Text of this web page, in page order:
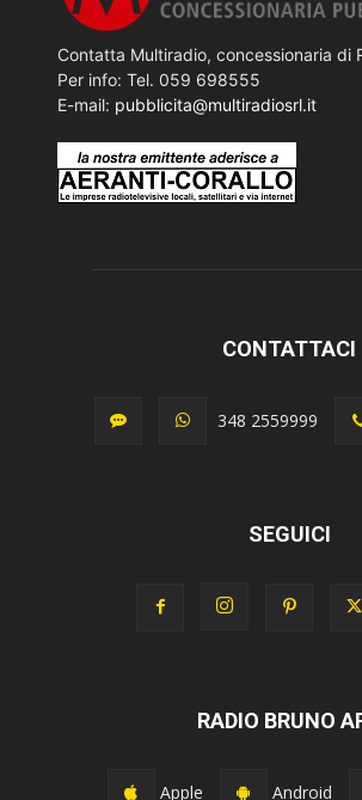
Contatta Multiradio, concessionaria di
Per info: Tel. 059 698555
E-mail: pubblicita@multiradiosrl.it
CONTATTACI
348 2559999
SEGUICI
RADIO BRUNO
Apple Android